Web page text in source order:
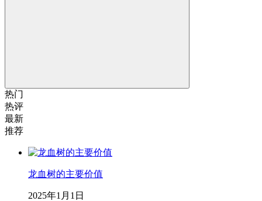
热门
热评
最新
推荐
龙血树的主要价值
2025年1月1日